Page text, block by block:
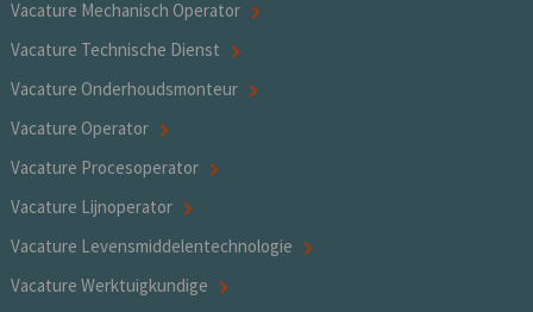
Vacature Mechanisch Operator
Vacature Technische Dienst
Vacature Onderhoudsmonteur
Vacature Operator
Vacature Procesoperator
Vacature Lijnoperator
Vacature Levensmiddelentechnologie
Vacature Werktuigkundige